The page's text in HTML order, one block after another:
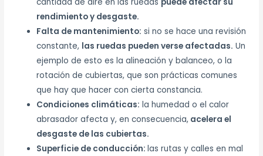
rendimiento y desgaste.
Falta de mantenimiento: si no se hace una revisión
constante, las ruedas pueden verse afectadas. Un
ejemplo de esto es la alineación y balanceo, o la
rotación de cubiertas, que son prácticas comunes
que hay que hacer con cierta constancia.
Condiciones climáticas: la humedad o el calor
abrasador afecta y, en consecuencia, acelera el
desgaste de las cubiertas.
Superficie de conducción:las rutas y calles en mal